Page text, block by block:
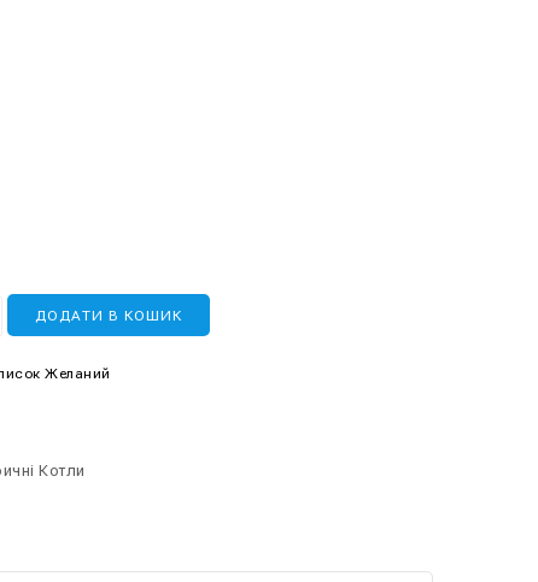
ДОДАТИ В КОШИК
Желаний
Котли